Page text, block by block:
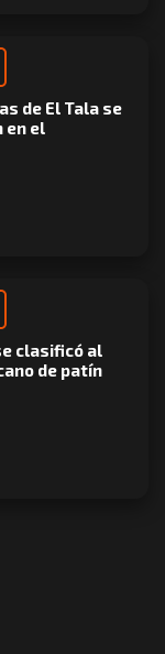
de El Tala se
en el
clasificó al
de patín